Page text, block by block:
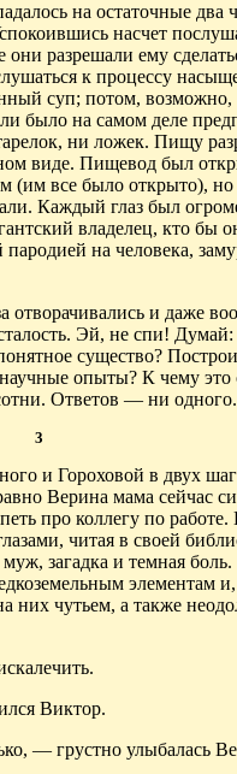
на остаточные два
насчет
они разрешали ему
к процессу
суп; потом, возможно,
было на самом деле
ни ложек. Пищу
виде. Пищевод был
(им все было открыто),
Каждый глаз был
владелец, кто бы
на человека,
отворачивались и даже
Эй, не спи! Думай:
существо?
опыты? К чему это
Ответов — ни одного.
3
и Гороховой в двух
Верина мама сейчас
про коллегу по
читая в своей
загадка и темная
элементам
них чутьем, а также
Виктор.
— грустно улыбалась